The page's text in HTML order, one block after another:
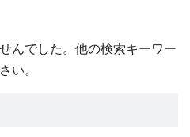
んでした。他の検索キーワー
い。